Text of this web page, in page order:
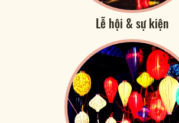
Lễ hội & sự kiện